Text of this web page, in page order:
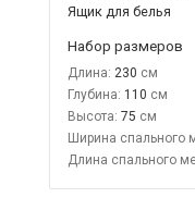
Ящик для белья
Набор размеров
Длина: 230
Глубина: 110
Высота: 75
Ширина спального
Длина спального